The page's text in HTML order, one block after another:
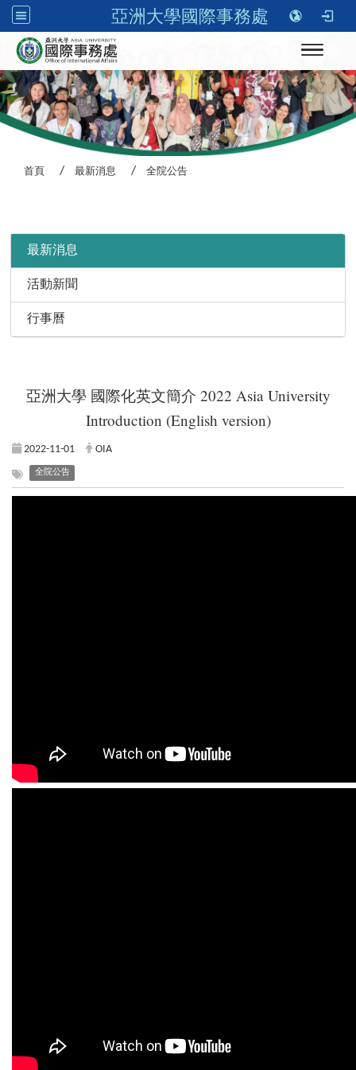
亞洲大學國際事務處
Toggle
首頁 最新消息 全院公告
最新消息
活動新聞
行事曆
亞洲大學 國際化英文簡介 2022 Asia University
Introduction (English version)
2022-11-01 OIA
全院公告